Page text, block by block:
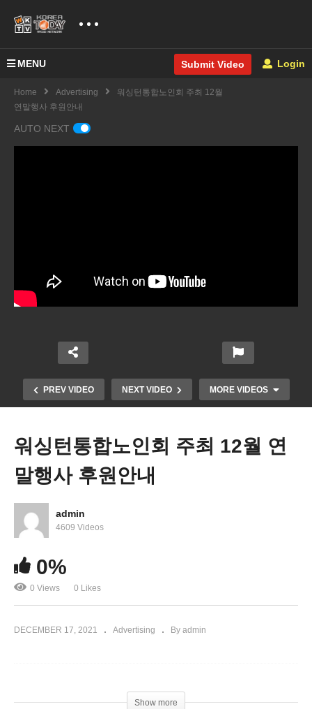
MENU Submit Video Login
Home Advertising
워싱턴통합노인회 주최 12월
연말행사 후원안내
AUTO NEXT
PREV VIDEO NEXT VIDEO MORE VIDEOS
건강마을 센터빌점오픈
워싱턴통합노인회 주최 12월 연
말행사 후원안내
admin
4609 Videos
0%
0 Views 0 Likes
DECEMBER 17, 2021 Advertising By admin
Show more